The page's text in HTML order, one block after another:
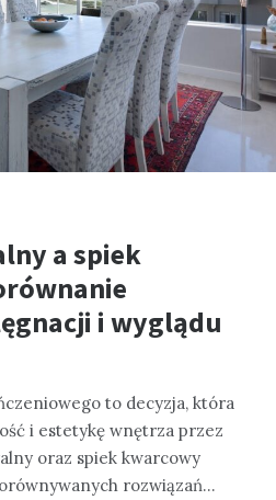
a spiek
i wyglądu
to decyzja, która
i estetykę wnętrza przez
oraz spiek kwarcowy
rozwiązań…